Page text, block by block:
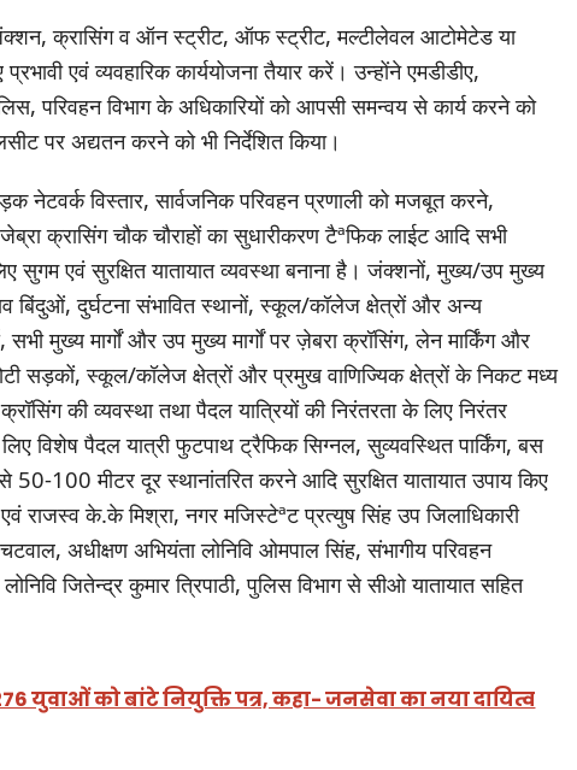
क्रासिंग व ऑन स्ट्रीट, ऑफ स्ट्रीट, मल्टीलेवल आटोमेटेड या
एवं व्यवहारिक कार्ययोजना तैयार करें। उन्होंने एमडीडीए,
परिवहन विभाग के अधिकारियों को आपसी समन्वय से कार्य करने को
पर अद्यतन करने को भी निर्देशित किया।
विस्तार, सार्वजनिक परिवहन प्रणाली को मजबूत करने,
क्रासिंग चौक चौराहों का सुधारीकरण टैªफिक लाईट आदि सभी
सुगम एवं सुरक्षित यातायात व्यवस्था बनाना है। जंक्शनों, मुख्य/उप मुख्य
बिंदुओं, दुर्घटना संभावित स्थानों, स्कूल/कॉलेज क्षेत्रों और अन्य
सभी मुख्य मार्गों और उप मुख्य मार्गों पर ज़ेबरा क्रॉसिंग, लेन मार्किंग और
सड़कों, स्कूल/कॉलेज क्षेत्रों और प्रमुख वाणिज्यिक क्षेत्रों के निकट मध्य
की व्यवस्था तथा पैदल यात्रियों की निरंतरता के लिए निरंतर
विशेष पैदल यात्री फुटपाथ ट्रैफिक सिग्नल, सुव्यवस्थित पार्किंग, बस
100 मीटर दूर स्थानांतरित करने आदि सुरक्षित यातायात उपाय किए
राजस्व के.के मिश्रा, नगर मजिस्टेªट प्रत्युष सिंह उप जिलाधिकारी
अधीक्षण अभियंता लोनिवि ओमपाल सिंह, संभागीय परिवहन
जितेन्द्र कुमार त्रिपाठी, पुलिस विभाग से सीओ यातायात सहित
युवाओं को बांटे नियुक्ति पत्र, कहा- जनसेवा का नया दायित्व